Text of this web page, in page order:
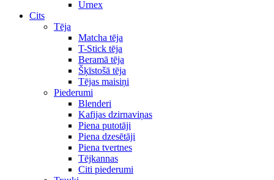
Urnex
Cits
Tēja
Matcha tēja
T-Stick tēja
Beramā tēja
Šķīstošā tēja
Tējas maisiņi
Piederumi
Blenderi
Kafijas dzirnaviņas
Piena putotāji
Piena dzesētāji
Piena tvertnes
Tējkannas
Citi piederumi